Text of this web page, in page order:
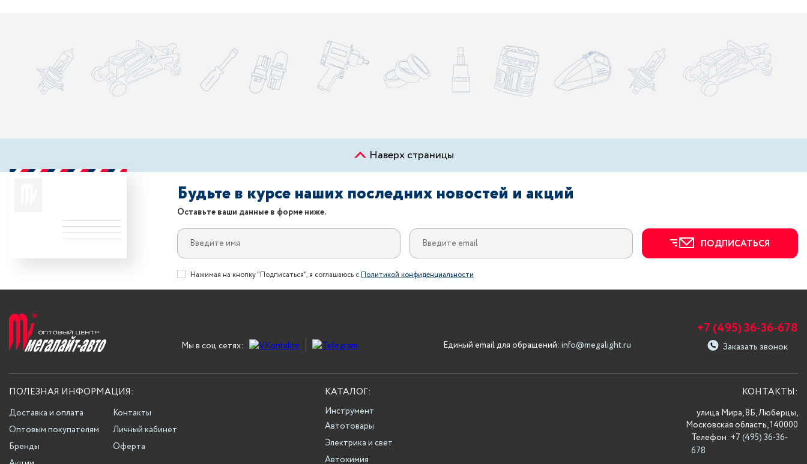
Наверх страницы
Будьте в курсе наших последних новостей и акций
Оставьте ваши данные в форме ниже.
ПОДПИСАТЬСЯ
Нажимая на кнопку "Подписаться", я соглашаюсь сПолитикой конфиденциальности
Мы в соц сетях: Единый email для обращений: info@megalight.ru
+7 (495) 36-36-678
Заказать звонок
ПОЛЕЗНАЯ ИНФОРМАЦИЯ:
Доставка и оплата
Оптовым покупателям
Бренды
Контакты
Личный кабинет
Оферта
КАТАЛОГ:
Инструмент
Автотовары
Электрика и свет
Автохимия
КОНТАКТЫ:
улица Мира, 8Б, Люберцы,
Московская область, 140000
Телефон: +7 (495) 36-36-
678